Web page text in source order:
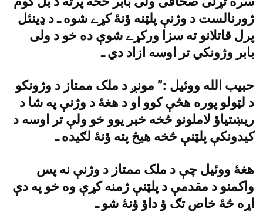
ژورنالست د وژنې پلټنه ؤنۀ کړے شوه ـ د ډينئل
پرل قاتلانو ته سزا ورکړے شوې ده خو د ولى
بابر وژونکي تر اوسه ازاد دي ـ
حبيب الله ووئيل :” مونږ د ملک ممتاز د وژونکو
د لټولو پوره هڅې کوو او د هغۀ د وژنې په شا د
ريښتياؤ لاملونو څخه خبر يوو خو ولې تر اوسه د
کيدونکې پلټنې څخه هيڅ پته ؤنۀ لګيده ـ
هغۀ ووئيل چې د ملک ممتاز د وژنې نه پس
واکمنو د مقدمې د پلټنې ژمنه کړې وه خو په دې
اړه څۀ خاص تګ ؤ داؤ ؤنۀ شو ـ